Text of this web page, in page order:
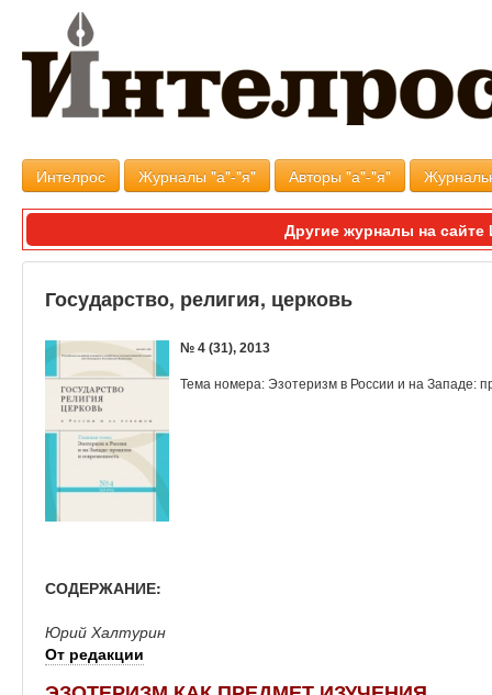
Интелрос Журналы "а"-"я" Авторы "а"-"я"
Другие журналы на
Государство, религия, церковь
№ 4 (31), 2013
Тема номера: Эзотеризм в России и на Западе:
СОДЕРЖАНИЕ:
Юрий Халтурин
От редакции